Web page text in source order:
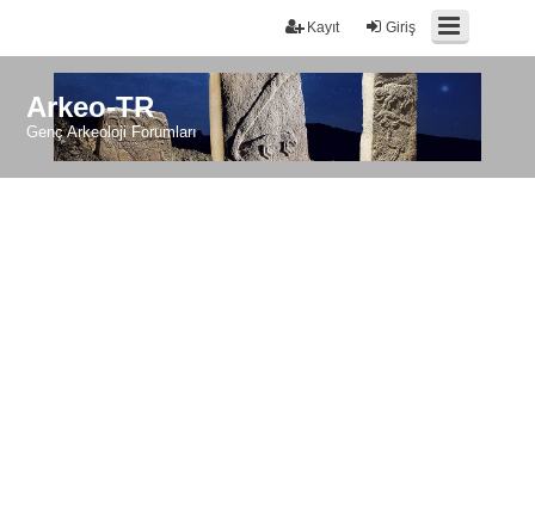
Giriş
Kayıt
Arkeo-TR
Genç Arkeoloji Forumları